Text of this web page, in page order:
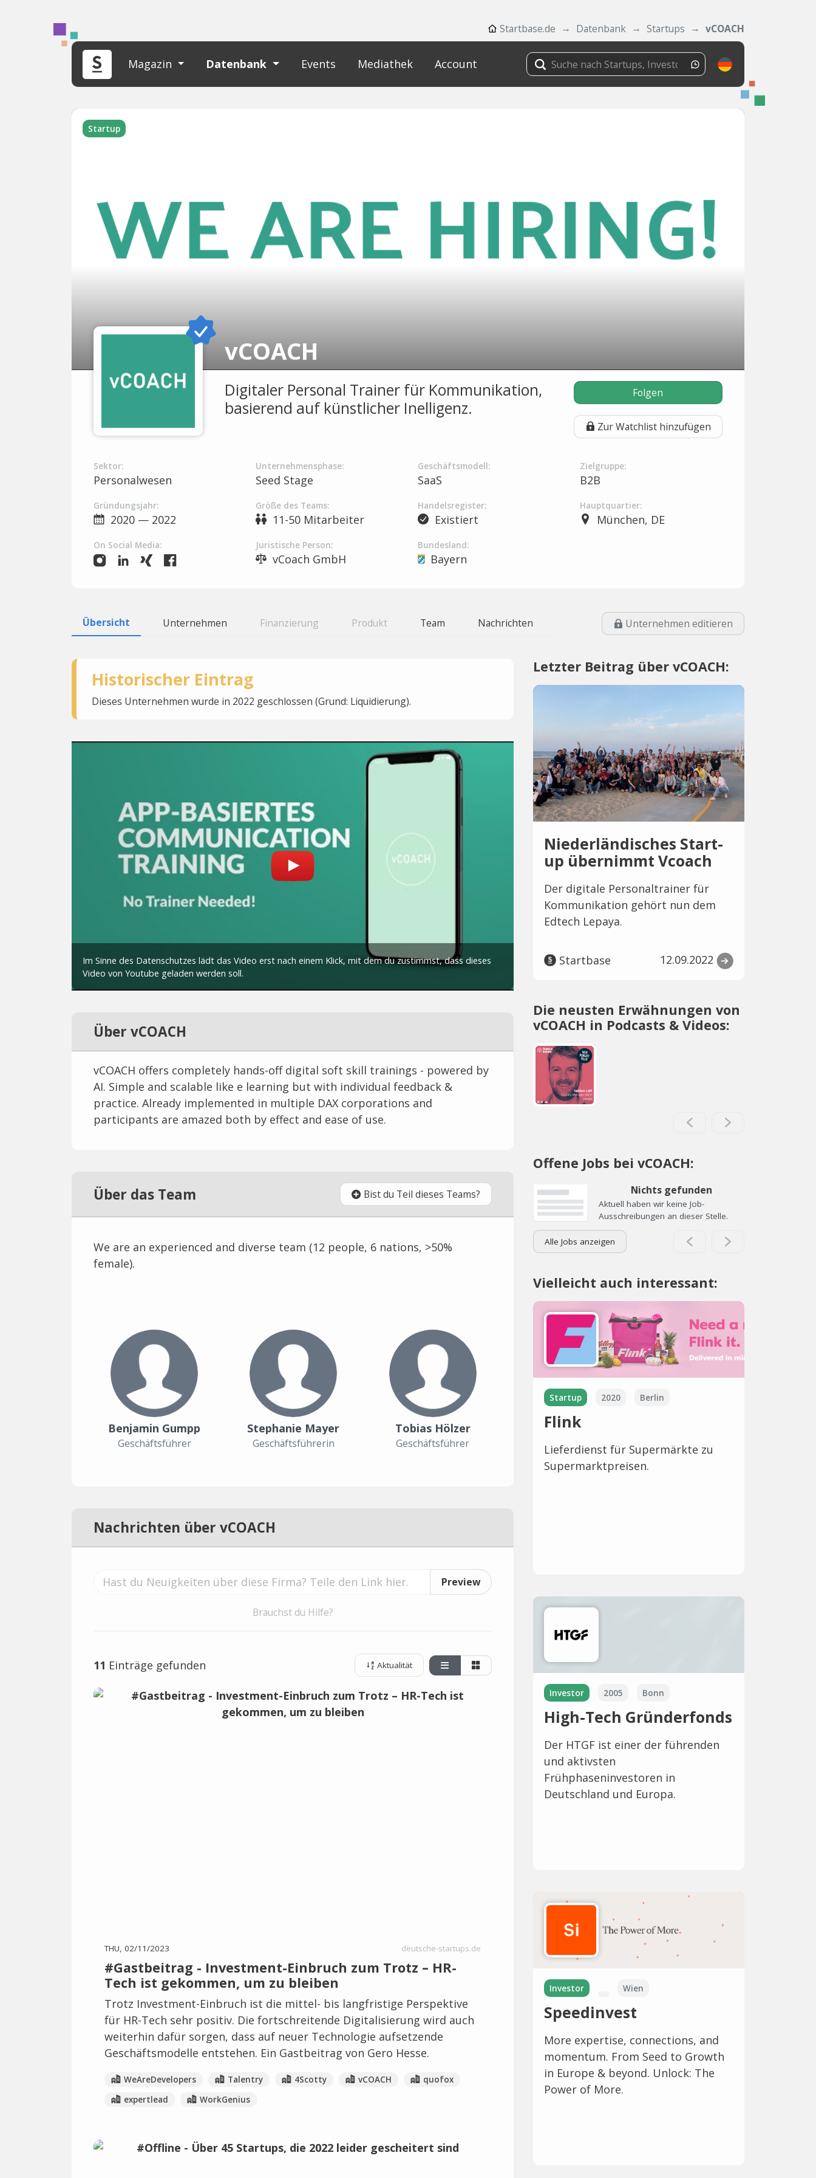
Startbase.de Datenbank Startups vCOACH
Magazin Datenbank Events Mediathek Account
Startup
vCOACH
Digitaler Personal Trainer für Kommunikation,
basierend auf künstlicher Inelligenz.
Folgen
Zur Watchlist hinzufügen
Sektor:
Personalwesen
Unternehmensphase:
Seed Stage
Geschäftsmodell:
SaaS
Zielgruppe:
B2B
Gründungsjahr:
2020 — 2022
Größe des Teams:
11-50 Mitarbeiter
Handelsregister:
Existiert
Hauptquartier:
München, DE
On Social Media: Juristische Person:
vCoach GmbH
Bundesland:
Bayern
Übersicht Unternehmen Finanzierung Produkt Team Nachrichten Unternehmen editieren
Historischer Eintrag
Dieses Unternehmen wurde in 2022 geschlossen (Grund: Liquidierung).
Über vCOACH
vCOACH offers completely hands-off digital soft skill trainings - powered by
AI. Simple and scalable like e learning but with individual feedback &
practice. Already implemented in multiple DAX corporations and
participants are amazed both by effect and ease of use.
Über das Team Bist du Teil dieses Teams?
We are an experienced and diverse team (12 people, 6 nations, >50%
female).
Benjamin Gumpp
Geschäftsführer
Stephanie Mayer
Geschäftsführerin
Tobias Hölzer
Geschäftsführer
Nachrichten über vCOACH
Preview
Brauchst du Hilfe?
11 Einträge gefunden Aktualität
THU, 02/11/2023 deutsche-startups.de
#Gastbeitrag - Investment-Einbruch zum Trotz – HR-
Tech ist gekommen, um zu bleiben
Trotz Investment-Einbruch ist die mittel- bis langfristige Perspektive
für HR-Tech sehr positiv. Die fortschreitende Digitalisierung wird auch
weiterhin dafür sorgen, dass auf neuer Technologie aufsetzende
Geschäftsmodelle entstehen. Ein Gastbeitrag von Gero Hesse.
WeAreDevelopers Talentry 4Scotty vCOACH
quofox
expertlead
WorkGenius
Letzter Beitrag über vCOACH:
Niederländisches Start-
up übernimmt Vcoach
Der digitale Personaltrainer für
Kommunikation gehört nun dem
Edtech Lepaya.
Startbase 12.09.2022
Die neusten Erwähnungen von
vCOACH in Podcasts & Videos:
Offene Jobs bei vCOACH:
Nichts gefunden
Aktuell haben wir keine Job-
Ausschreibungen an dieser Stelle.
Alle Jobs anzeigen
Vielleicht auch interessant:
Startup 2020 Berlin
Flink
Lieferdienst für Supermärkte zu
Supermarktpreisen.
Investor 2005 Bonn
High-Tech Gründerfonds
Der HTGF ist einer der führenden
und aktivsten
Frühphaseninvestoren in
Deutschland und Europa.
Investor Wien
Speedinvest
More expertise, connections, and
momentum. From Seed to Growth
in Europe & beyond. Unlock: The
Power of More.